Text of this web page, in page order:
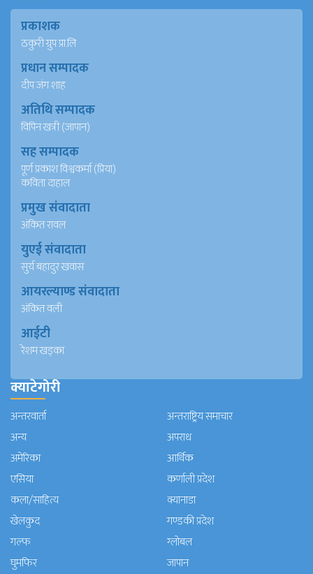
प्रकाशक
ठकुरी ग्रुप प्रा.लि
प्रधान सम्पादक
दीप जंग शाह
अतिथि सम्पादक
विपिन खत्री (जापान)
सह सम्पादक
पूर्ण प्रकाश विश्वकर्मा (प्रिया)
कविता दाहाल
प्रमुख संवादाता
अंकित रावल
युएई संवादाता
सुर्य बहादुर खवास
आयरल्याण्ड संवादाता
अंकित वली
आईटी
रेशम खड्का
क्याटेगोरी
अन्तरवार्ता
अन्तराष्ट्रिय समाचार
अन्य
अपराध
अमेरिका
आर्थिक
एसिया
कर्णाली प्रदेश
कला/साहित्य
क्यानाडा
खेलकुद
गण्डकी प्रदेश
गल्फ
ग्लोबल
घुमफिर
जापान